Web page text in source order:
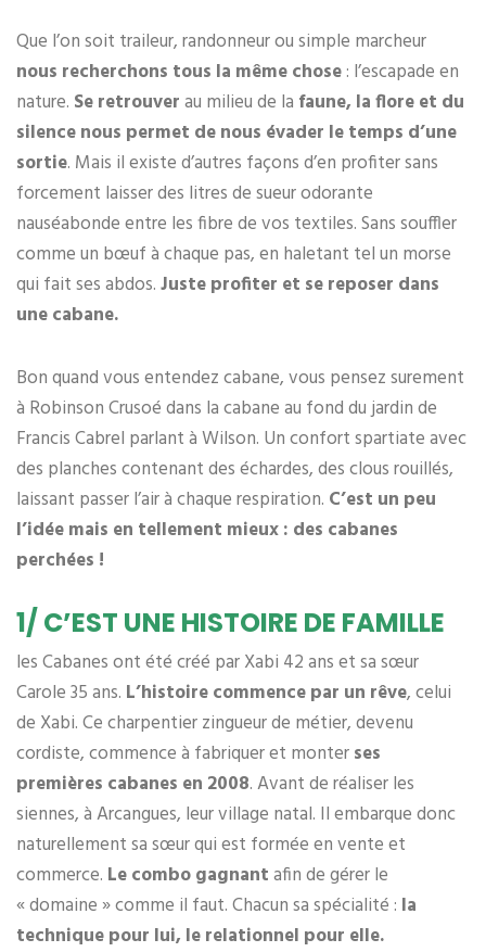
Que l’on soit traileur, randonneur ou simple marcheur
nous recherchons tous la même chose: l’escapade en
nature. Se retrouverau milieu de la faune, la flore et du
silence nous permet de nous évader le temps d’une
sortie. Mais il existe d’autres façons d’en profiter sans
forcement laisser des litres de sueur odorante
nauséabonde entre les fibre de vos textiles. Sans souffler
comme un bœuf à chaque pas, en haletant tel un morse
qui fait ses abdos.Juste profiter et se reposer dans
une cabane.
Bon quand vous entendez cabane, vous pensez surement
à Robinson Crusoé dans la cabane au fond du jardin de
Francis Cabrel parlant à Wilson. Un confort spartiate avec
des planches contenant des échardes, des clous rouillés,
laissant passer l’air à chaque respiration. C’est un peu
l’idée mais en tellement mieux : des cabanes
perchées !
1/ C’EST UNE HISTOIRE DE FAMILLE
les Cabanes ont été créé par Xabi 42 ans et sa sœur
Carole 35 ans. L’histoire commence par un rêve, celui
de Xabi. Ce charpentier zingueur de métier, devenu
cordiste, commence à fabriquer et monterses
premières cabanes en 2008. Avant de réaliser les
siennes, à Arcangues, leur village natal. Il embarque donc
naturellement sa sœur qui est formée en vente et
commerce. Le combo gagnantafin de gérer le
« domaine » comme il faut. Chacun sa spécialité : la
technique pour lui, le relationnel pour elle.